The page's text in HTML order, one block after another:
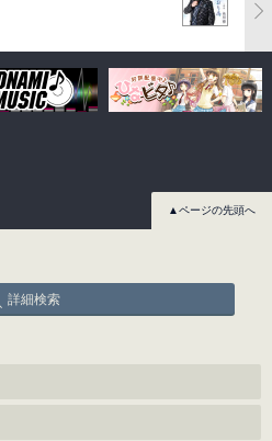
▲ページの先頭へ
詳細検索